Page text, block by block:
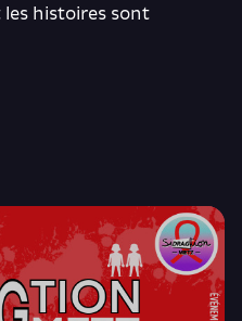
histoires sont